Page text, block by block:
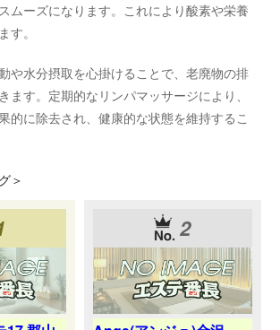
ムーズになります。これにより酸素や栄養
す。
や水分摂取を心掛けることで、老廃物の排
ます。定期的なリンパマッサージにより、
的に除去され、健康的な状態を維持するこ
＞
2